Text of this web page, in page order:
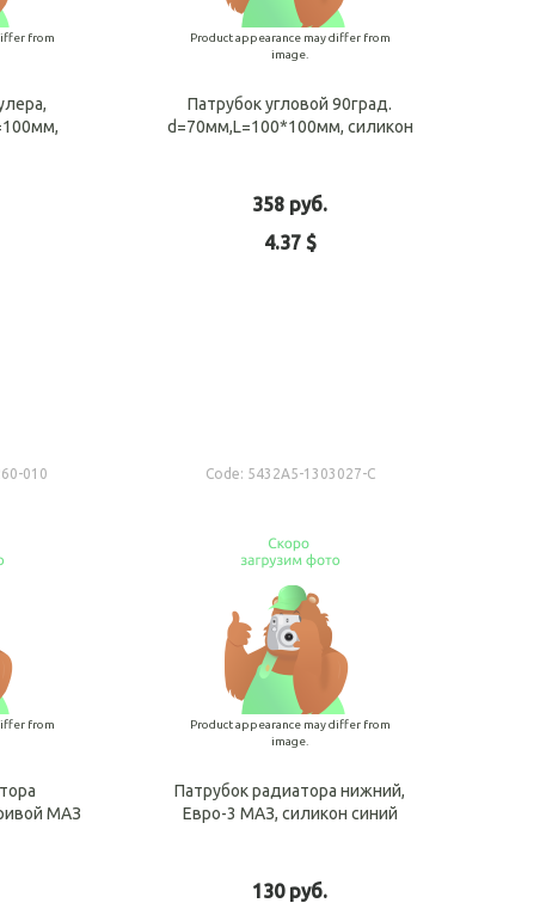
from
Product appearance may differ from
image.
Патрубок угловой 90град.
d=70мм,L=100*100мм, силикон
358 руб.
4.37 $
010
from
МАЗ
Code: 5432А5-1303027-С
Product appearance may differ from
image.
Патрубок радиатора нижний,
Евро-3 МАЗ, силикон синий
130 руб.